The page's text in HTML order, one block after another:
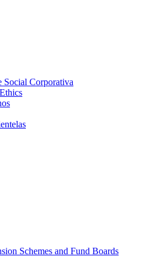
Social Corporativa
Schemes and Fund Boards